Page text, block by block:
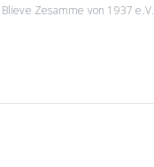
Zesamme von 1937 e.V.